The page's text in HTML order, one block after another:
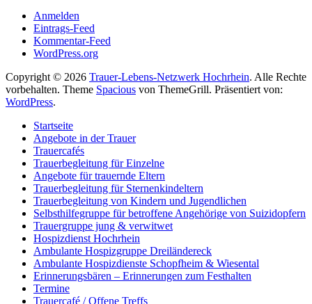
Anmelden
Eintrags-Feed
Kommentar-Feed
WordPress.org
Copyright © 2026 Trauer-Lebens-Netzwerk Hochrhein. Alle Rechte
vorbehalten. Theme Spacious von ThemeGrill. Präsentiert von:
WordPress.
Startseite
Angebote in der Trauer
Trauercafés
Trauerbegleitung für Einzelne
Angebote für trauernde Eltern
Trauerbegleitung für Sternenkindeltern
Trauerbegleitung von Kindern und Jugendlichen
Selbsthilfegruppe für betroffene Angehörige von Suizidopfern
Trauergruppe jung & verwitwet
Hospizdienst Hochrhein
Ambulante Hospizgruppe Dreiländereck
Ambulante Hospizdienste Schopfheim & Wiesental
Erinnerungsbären – Erinnerungen zum Festhalten
Termine
Trauercafé / Offene Treffs